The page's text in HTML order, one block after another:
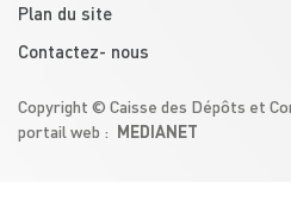
Plan du site
Contactez- nous
Copyright © Caisse des Dépôts et
portail web : MEDIANET